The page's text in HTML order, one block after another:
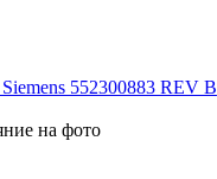
552300883 REV B
на фото